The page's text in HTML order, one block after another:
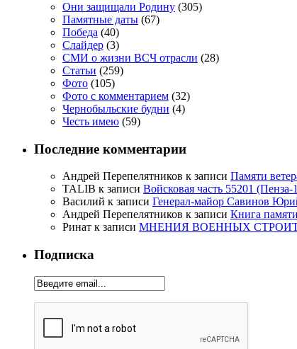
Они защищали Родину (305)
Памятные даты (67)
Победа (40)
Слайдер (3)
СМИ о жизни ВСЧ отрасли (28)
Статьи (259)
Фото (105)
Фото с комментарием (32)
Чернобыльские будни (4)
Честь имею (59)
Последние комментарии
Андрей Перепелятников к записи Памяти
TALIB к записи Войсковая часть 55201
Василий к записи Генерал-майор Савинов
Андрей Перепелятников к записи Книга
Ринат к записи МНЕНИЯ ВОЕННЫХ
Подписка